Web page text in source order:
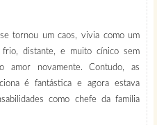
tornou um caos, vivia como um
distante, e muito cínico sem
amor novamente. Contudo, as
é fantástica e agora estava
como chefe da família